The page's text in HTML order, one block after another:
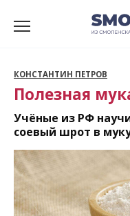
КОНСТАНТИН ПЕТРОВ
Полезная
Учёные из РФ
соевый шрот в